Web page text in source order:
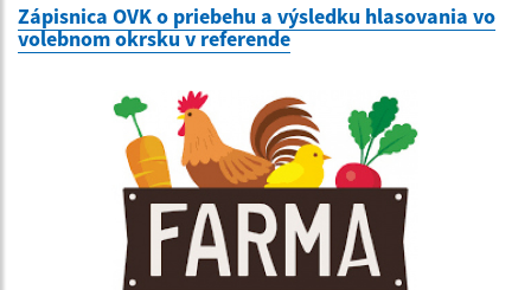
Zápisnica OVK o priebehu a výsledku hlasovania vo
volebnom okrsku v referende